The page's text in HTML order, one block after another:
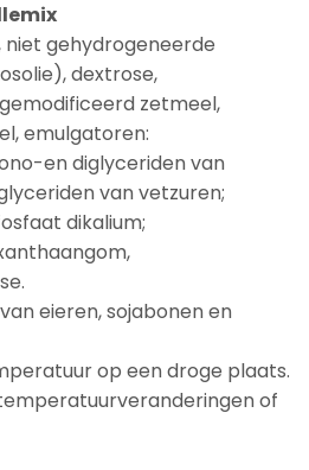
niet gehydrogeneerde
dextrose,
zetmeel,
emulgatoren:
en diglyceriden van
van vetzuren;
dikalium;
eieren, sojabonen en
op een droge plaats.
of